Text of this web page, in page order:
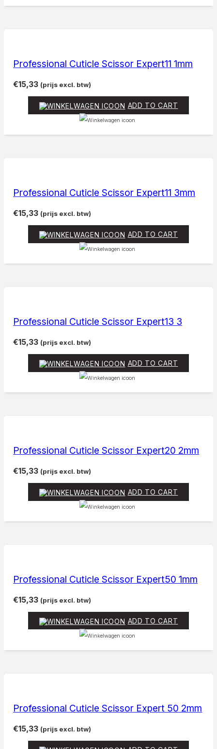
Professional Cuticle Scissor Expert11 1mm
€15,33 (prijs excl. btw)
ADD TO CART
Professional Cuticle Scissor Expert11 3mm
€15,33 (prijs excl. btw)
ADD TO CART
Professional Cuticle Scissor Expert13 3
€15,33 (prijs excl. btw)
ADD TO CART
Professional Cuticle Scissor Expert20 2mm
€15,33 (prijs excl. btw)
ADD TO CART
Professional Cuticle Scissor Expert50 1mm
€15,33 (prijs excl. btw)
ADD TO CART
Professional Cuticle Scissor Expert 50 2mm
€15,33 (prijs excl. btw)